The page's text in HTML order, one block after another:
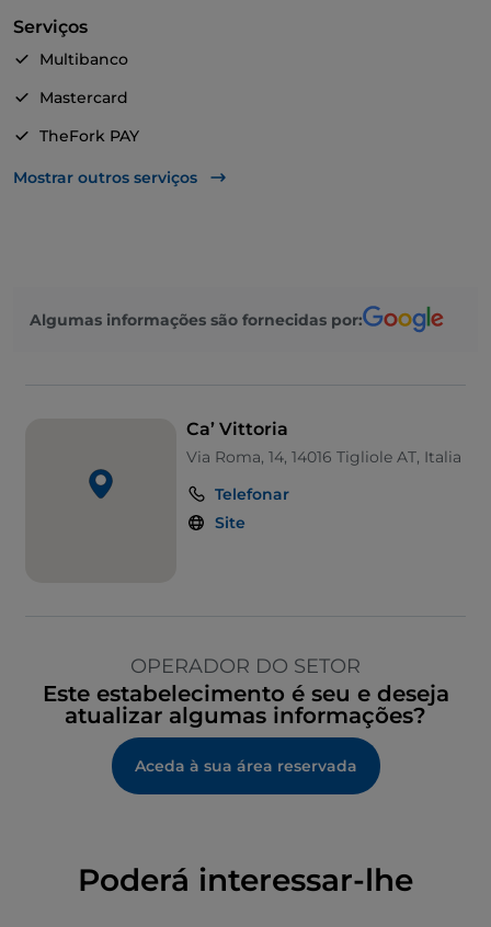
Serviços
Multibanco
Mastercard
TheFork PAY
UnionPay via TheFork PAY
Wi-Fi
Mostrar outros serviços
Algumas informações são fornecidas por:
Ca’ Vittoria
Via Roma, 14, 14016 Tigliole AT, Italia
Telefonar
Site
OPERADOR DO SETOR
Este estabelecimento é seu e deseja
atualizar algumas informações?
Aceda à sua área reservada
Poderá interessar-lhe